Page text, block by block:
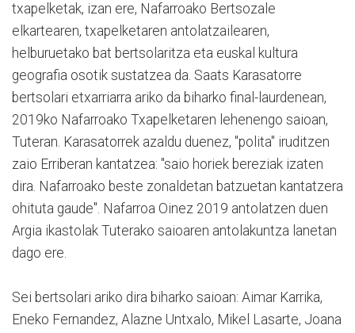
txapelketak, izan ere, Nafarroako Bertsozale
elkartearen, txapelketaren antolatzailearen,
helburuetako bat bertsolaritza eta euskal kultura
geografia osotik sustatzea da. Saats Karasatorre
bertsolari etxarriarra ariko da biharko final-laurdenean,
2019ko Nafarroako Txapelketaren lehenengo saioan,
Tuteran. Karasatorrek azaldu duenez, "polita" iruditzen
zaio Erriberan kantatzea: "saio horiek bereziak izaten
dira. Nafarroako beste zonaldetan batzuetan kantatzera
ohituta gaude". Nafarroa Oinez 2019 antolatzen duen
Argia ikastolak Tuterako saioaren antolakuntza lanetan
dago ere.
Sei bertsolari ariko dira biharko saioan: Aimar Karrika,
Eneko Fernandez, Alazne Untxalo, Mikel Lasarte, Joana